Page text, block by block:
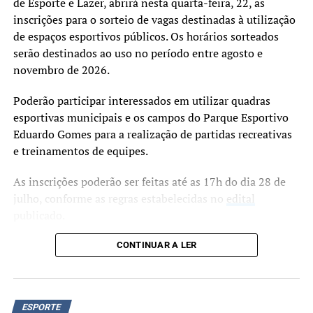
O secretário Ely Silva ressaltou o sentimento de
continuidade do trabalho desenvolvido pelo sindicato
para manter a realização do curso profissionalizante,
considerado um legado das gestões anteriores.
período da próxima edição do curso, que deverá seguir
com a proposta de ampliar a capacitação e a qualificação
de profissionais voltados ao futebol de alto rendimento.
inscrições para o sorteio de vagas destinadas à utilização
de espaços esportivos públicos. Os horários sorteados
serão destinados ao uso no período entre agosto e
novembro de 2026.
Poderão participar interessados em utilizar quadras
esportivas municipais e os campos do Parque Esportivo
Eduardo Gomes para a realização de partidas recreativas
e treinamentos de equipes.
As inscrições poderão ser feitas até as 17h do dia 28 de
julho, conforme as regras estabelecidas no edital
O sorteio das vagas está marcado para o dia 30 de julho,
às 19h, nas respectivas unidades esportivas. A Secretaria
Municipal de Esporte e Lazer informa que a presença dos
inscritos ou de seus representantes será obrigatória no
CONTINUAR A LER
ESPORTE